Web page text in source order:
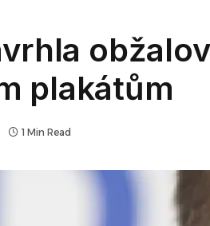
plakátům
1 Min Read